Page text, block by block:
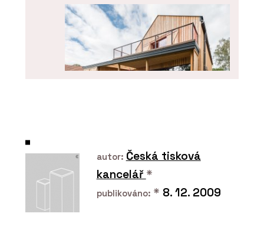
autor: Česká tisková
kancelář *
publikováno: * 8. 12. 2009